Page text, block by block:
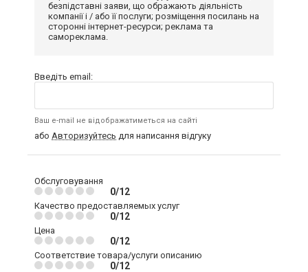
безпідставні заяви, що ображають діяльність
компанії і / або її послуги; розміщення посилань на
сторонні інтернет-ресурси; реклама та
самореклама.
Введіть email:
Ваш e-mail не відображатиметься на сайті
або Авторизуйтесь для написання відгуку
Обслуговування
0/12
Качество предоставляемых услуг
0/12
Цена
0/12
Соответствие товара/услуги описанию
0/12